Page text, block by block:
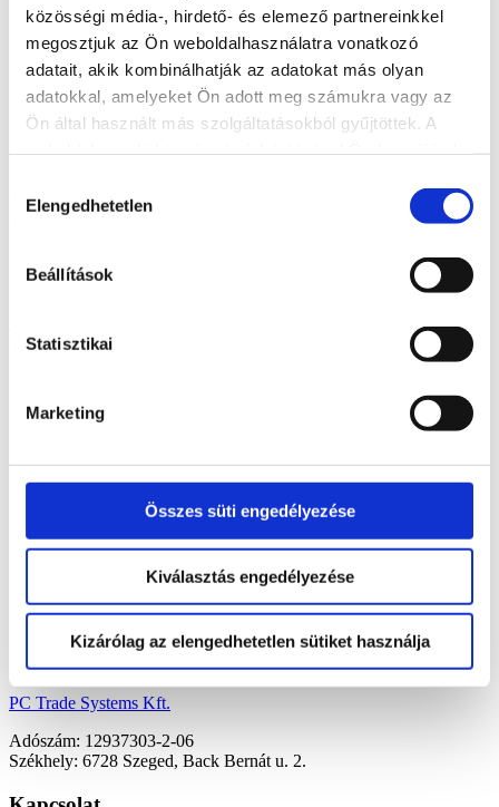
közösségi média-, hirdető- és elemező partnereinkkel
megosztjuk az Ön weboldalhasználatra vonatkozó
adatait, akik kombinálhatják az adatokat más olyan
adatokkal, amelyeket Ön adott meg számukra vagy az
Ön által használt más szolgáltatásokból gyűjtöttek. A
kiválasztása
Elengedhetetlen
Beállítások
Statisztikai
Marketing
Összes süti engedélyezése
Kiválasztás engedélyezése
Kizárólag az elengedhetetlen sütiket használja
KARBANTARTÁS!
adatparki szerveren karbantartást végeznek munkatársaink.
szerveren karbantartást végeznek munkatársaink, ezért, az ott
üzemeltetett környezetet használó ügyfeleink vasárnap (2022.04.10.)
vállalatirányítási rendszerüket, valamint ebben az időszakban a DEMO
verzió sem elérhető!
Menü
Europroof Start
Europroof Premium
Kapcsolat
Cím
PC Trade Systems Kft.
Adószám: 12937303-2-06
Székhely: 6728 Szeged, Back Bernát u. 2.